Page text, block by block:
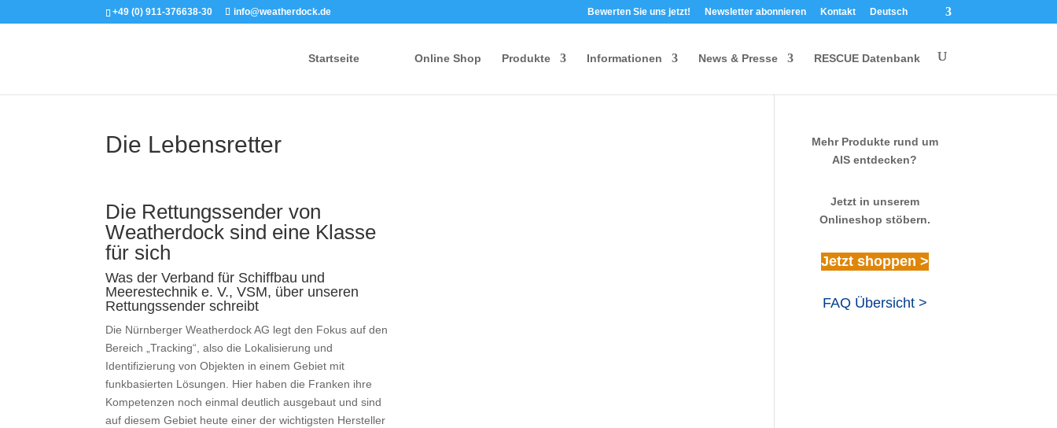
+49 (0) 911-376638-30 info@weatherdock.de Bewerten Sie uns jetzt! Newsletter abonnieren Kontakt Deutsch
Startseite Online Shop Produkte Informationen News & Presse RESCUE Datenbank
Die Lebensretter
Die Rettungssender von
Weatherdock sind eine Klasse
für sich
Was derVerband für Schiffbau und
Meerestechnik e. V., VSM, über unseren
Rettungssender schreibt
Die Nürnberger Weatherdock AG legt den Fokus auf den
Bereich „Tracking“, also die Lokalisierung und
Identifizierung von Objekten in einem Gebiet mit
funkbasierten Lösungen. Hier haben die Franken ihre
Kompetenzen noch einmal deutlich ausgebaut und sind
auf diesem Gebiet heute einer der wichtigsten Hersteller
Mehr Produkte rund um
AIS entdecken?
Jetzt in unserem
Onlineshop stöbern.
Jetzt shoppen >
FAQ Übersicht >